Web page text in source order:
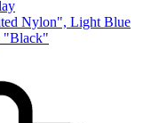
Nylon", Light Blue
"Black"